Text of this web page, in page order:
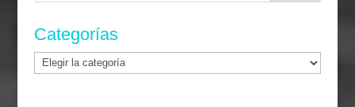
Categorías
Categorías